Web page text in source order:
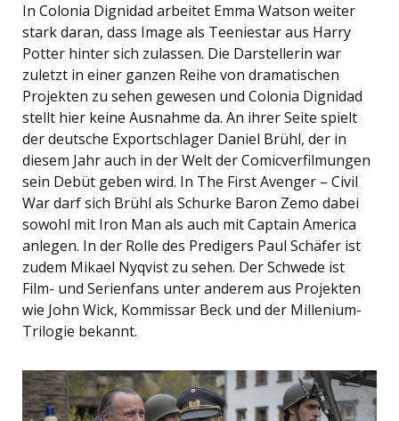
In Colonia Dignidad arbeitet Emma Watson weiter
stark daran, dass Image als Teeniestar aus Harry
Potter hinter sich zulassen. Die Darstellerin war
zuletzt in einer ganzen Reihe von dramatischen
Projekten zu sehen gewesen und Colonia Dignidad
stellt hier keine Ausnahme da. An ihrer Seite spielt
der deutsche Exportschlager Daniel Brühl, der in
diesem Jahr auch in der Welt der Comicverfilmungen
sein Debüt geben wird. In The First Avenger – Civil
War darf sich Brühl als Schurke Baron Zemo dabei
sowohl mit Iron Man als auch mit Captain America
anlegen. In der Rolle des Predigers Paul Schäfer ist
zudem Mikael Nyqvist zu sehen. Der Schwede ist
Film- und Serienfans unter anderem aus Projekten
wie John Wick, Kommissar Beck und der Millenium-
Trilogie bekannt.